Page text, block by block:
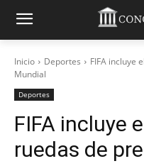
Inicio Deportes
FIFA incluye
Mundial
Deportes
FIFA incluye
ruedas de